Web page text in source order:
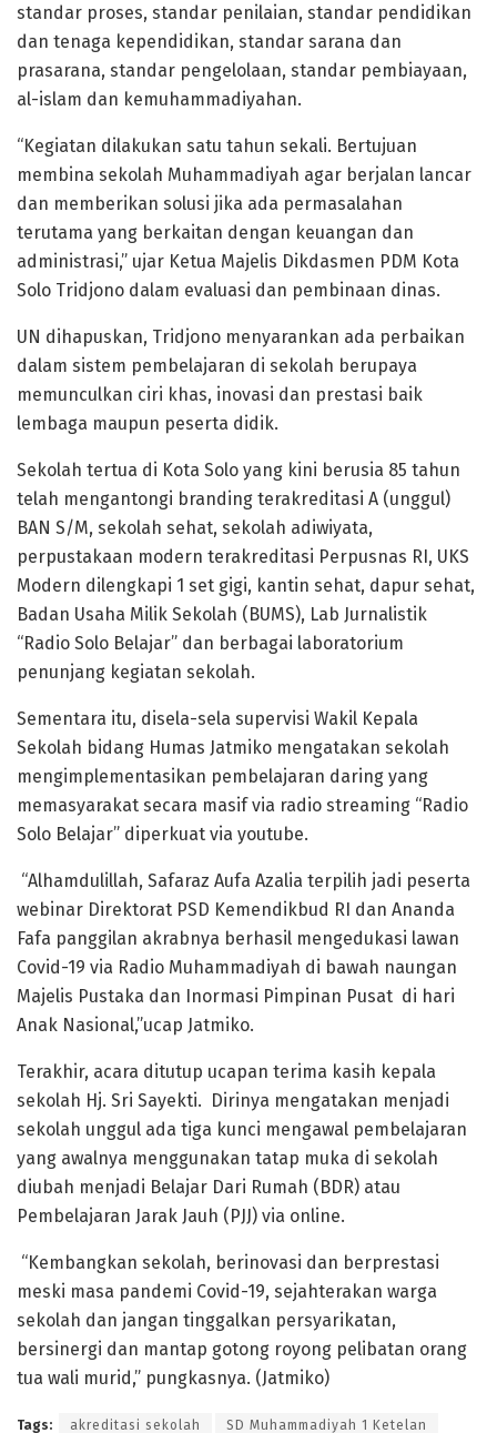
standar proses, standar penilaian, standar pendidikan
dan tenaga kependidikan, standar sarana dan
prasarana, standar pengelolaan, standar pembiayaan,
al-islam dan kemuhammadiyahan.
“Kegiatan dilakukan satu tahun sekali. Bertujuan
membina sekolah Muhammadiyah agar berjalan lancar
dan memberikan solusi jika ada permasalahan
terutama yang berkaitan dengan keuangan dan
administrasi,” ujar Ketua Majelis Dikdasmen PDM Kota
Solo Tridjono dalam evaluasi dan pembinaan dinas.
UN dihapuskan, Tridjono menyarankan ada perbaikan
dalam sistem pembelajaran di sekolah berupaya
memunculkan ciri khas, inovasi dan prestasi baik
lembaga maupun peserta didik.
Sekolah tertua di Kota Solo yang kini berusia 85 tahun
telah mengantongi branding terakreditasi A (unggul)
BAN S/M, sekolah sehat, sekolah adiwiyata,
perpustakaan modern terakreditasi Perpusnas RI, UKS
Modern dilengkapi 1 set gigi, kantin sehat, dapur sehat,
Badan Usaha Milik Sekolah (BUMS), Lab Jurnalistik
“Radio Solo Belajar” dan berbagai laboratorium
penunjang kegiatan sekolah.
Sementara itu, disela-sela supervisi Wakil Kepala
Sekolah bidang Humas Jatmiko mengatakan sekolah
mengimplementasikan pembelajaran daring yang
memasyarakat secara masif via radio streaming “Radio
Solo Belajar” diperkuat via youtube.
“Alhamdulillah, Safaraz Aufa Azalia terpilih jadi peserta
webinar Direktorat PSD Kemendikbud RI dan Ananda
Fafa panggilan akrabnya berhasil mengedukasi lawan
Covid-19 via Radio Muhammadiyah di bawah naungan
Majelis Pustaka dan Inormasi Pimpinan Pusat di hari
Anak Nasional,”ucap Jatmiko.
Terakhir, acara ditutup ucapan terima kasih kepala
sekolah Hj. Sri Sayekti. Dirinya mengatakan menjadi
sekolah unggul ada tiga kunci mengawal pembelajaran
yang awalnya menggunakan tatap muka di sekolah
diubah menjadi Belajar Dari Rumah (BDR) atau
Pembelajaran Jarak Jauh (PJJ) via online.
“Kembangkan sekolah, berinovasi dan berprestasi
meski masa pandemi Covid-19, sejahterakan warga
sekolah dan jangan tinggalkan persyarikatan,
bersinergi dan mantap gotong royong pelibatan orang
tua wali murid,” pungkasnya. (Jatmiko)
Tags: akreditasi sekolah SD Muhammadiyah 1 Ketelan